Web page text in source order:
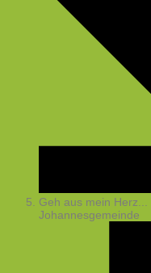
Geh aus mein Herz...
Johannesgemeinde